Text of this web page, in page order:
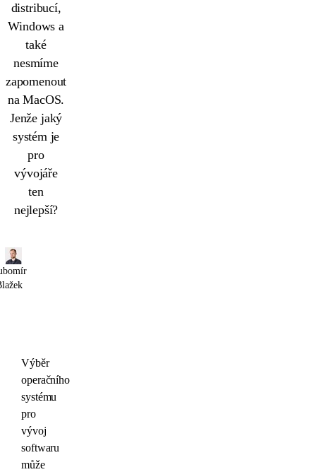
distribucí,
Windows a
také
nesmíme
zapomenout
na MacOS.
Jenže jaký
systém je
pro
vývojáře
ten
nejlepší?
Výběr
operačního
systému
pro
vývoj
softwaru
může